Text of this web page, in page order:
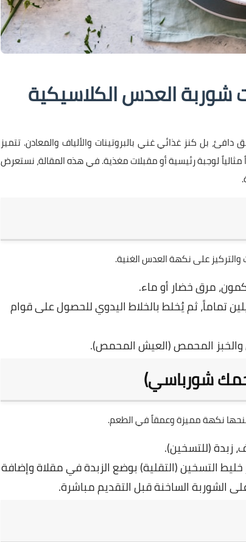
شوربة العدس الكلاسيكية
بل كنز غذائي غني بالبروتينات والألياف والمعادن. تتميز
لوجبة رئيسية أو مقبلات مغذية. في هذه المقالة، نستعرض
على نكهة العدس الغنية.
مرق خضار أو ماء.
تماماً، ثم يُخلط بالخلاط اليدوي للحصول على قوام
المحمص (العيش المحمص).
شورباسي)
نكهة مميزة وعمقاً في الطعم.
زبدة (للتسخين).
التسخين (التقلية) بوضع الزبدة في مقلاة وإضافة
الشوربة الساخنة قبل التقديم مباشرة.